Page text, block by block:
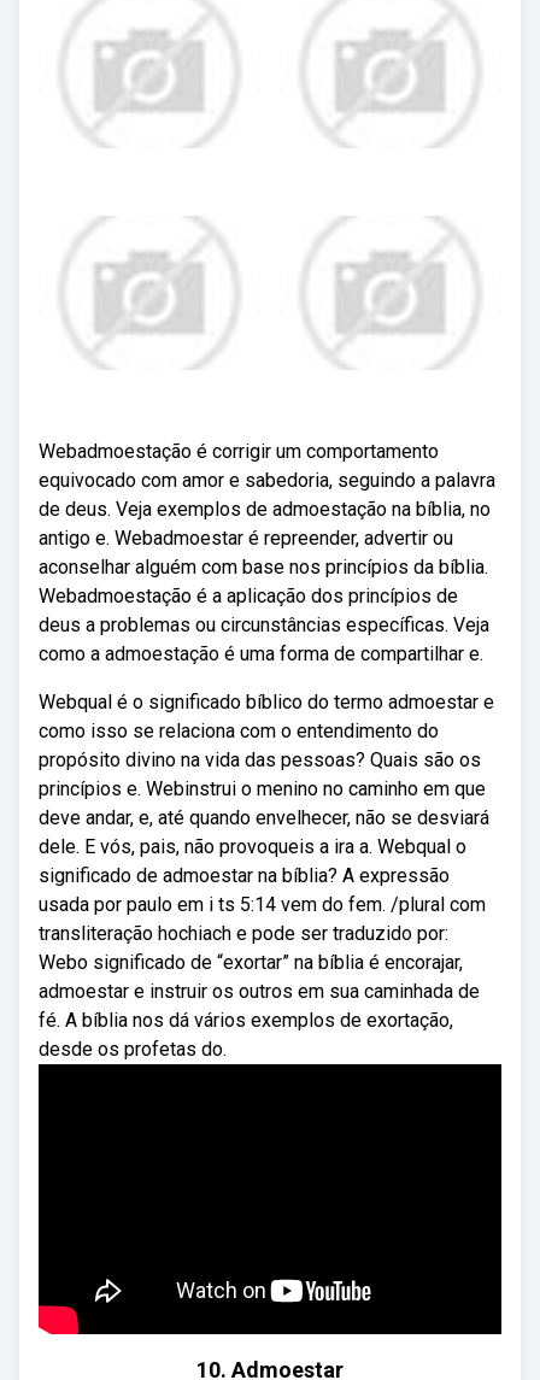
Webadmoestação é corrigir um comportamento
equivocado com amor e sabedoria, seguindo a palavra
de deus. Veja exemplos de admoestação na bíblia, no
antigo e. Webadmoestar é repreender, advertir ou
aconselhar alguém com base nos princípios da bíblia.
Webadmoestação é a aplicação dos princípios de
deus a problemas ou circunstâncias específicas. Veja
como a admoestação é uma forma de compartilhar e.
Webqual é o significado bíblico do termo admoestar e
como isso se relaciona com o entendimento do
propósito divino na vida das pessoas? Quais são os
princípios e. Webinstrui o menino no caminho em que
deve andar, e, até quando envelhecer, não se desviará
dele. E vós, pais, não provoqueis a ira a. Webqual o
significado de admoestar na bíblia? A expressão
usada por paulo em i ts 5:14 vem do fem. /plural com
transliteração hochiach e pode ser traduzido por:
Webo significado de “exortar” na bíblia é encorajar,
admoestar e instruir os outros em sua caminhada de
fé. A bíblia nos dá vários exemplos de exortação,
desde os profetas do.
10. Admoestar